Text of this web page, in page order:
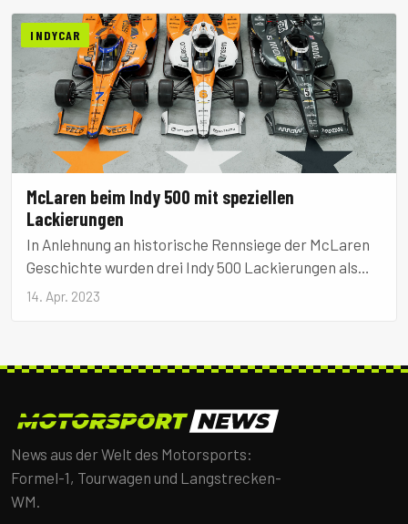
Firestone Grand Prix von Monterey auf dem
WeatherTech Raceway Laguna Seca zu gewinnen,
der die Saison beendet.
INDYCAR
McLaren beim Indy 500 mit speziellen
Lackierungen
In Anlehnung an historische Rennsiege der McLaren
Geschichte wurden drei Indy 500 Lackierungen als
Renderings vorgestellt.
14. Apr. 2023
News aus der Welt des Motorsports:
Formel-1, Tourwagen und Langstrecken-
WM.